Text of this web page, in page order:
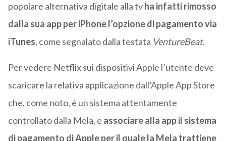
popolare alternativa digitale alla tvha infatti rimosso
dalla sua app per iPhone l’opzione di pagamento via
iTunes, come segnalato dalla testata VentureBeat.
Per vedere Netflix sui dispositivi Apple l’utente deve
scaricare la relativa applicazione dall’Apple App Store
che, come noto, è un sistema attentamente
controllato dalla Mela, e associare alla app il sistema
di pagamento di Apple per il quale la Mela trattiene